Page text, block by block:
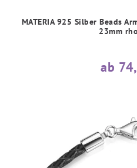
MATERIA 925 Silber Beads
23mm
ab